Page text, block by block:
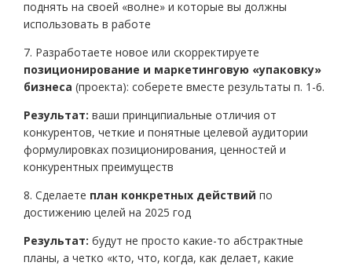
поднять на своей «волне» и которые вы должны
использовать в работе
7. Разработаете новое или скорректируете
позиционирование и маркетинговую «упаковку»
бизнеса (проекта): соберете вместе результаты п. 1-6.
Результат: ваши принципиальные отличия от
конкурентов, четкие и понятные целевой аудитории
формулировках позиционирования, ценностей и
конкурентных преимуществ
8. Сделаете план конкретных действий по
достижению целей на 2025 год
Результат: будут не просто какие-то абстрактные
планы, а четко «кто, что, когда, как делает, какие